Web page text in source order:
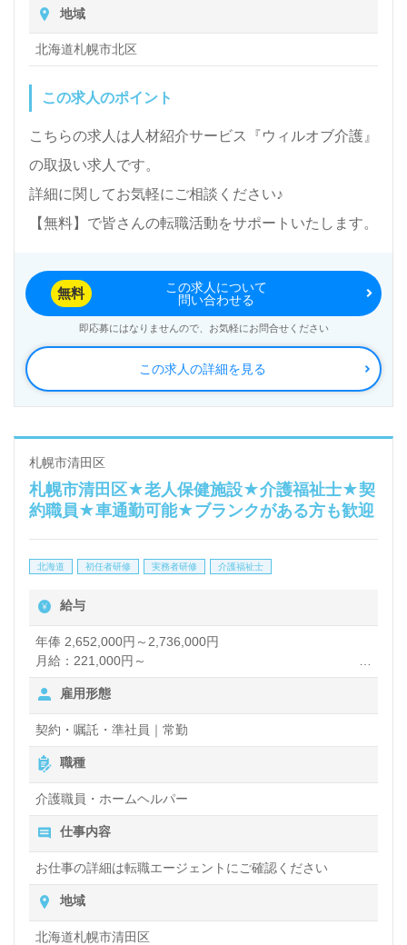
く＊
LINE、メール、お電話などご希望に応じてお問い合
わせ/ご相談可能です。転職相談、求人紹介、年収交
渉など完全無料サービスをご利用いただけます。＜非
公開求人も取扱いあり！＞"転職支援"のプロと一緒に
転職活動！お問い合わせお待ちしております。
地域
北海道札幌市北区
この求人のポイント
こちらの求人は人材紹介サービス『ウィルオブ介護』
の取扱い求人です。
詳細に関してお気軽にご相談ください♪
【無料】で皆さんの転職活動をサポートいたします。
この求人の詳細を見る
無料
この求人について
問い合わせる
即応募にはなりませんので、お気軽にお問合せください
札幌市清田区
札幌市清田区★老人保健施設★介護福祉士★契
約職員★車通勤可能★ブランクがある方も歓迎
北海道 初任者研修 実務者研修 介護福祉士
給与
年俸 2,652,000円～2,736,000円
月給：221,000円～
【諸手当】
夜勤手当：7,000円/回（月4～5回）
処遇改善手当：23,000円
雇用形態
契約・嘱託・準社員｜常勤
職種
介護職員・ホームヘルパー
仕事内容
お仕事の詳細は転職エージェントにご確認ください
地域
北海道札幌市清田区